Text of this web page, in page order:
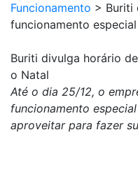
Funcionamento > Buriti
funcionamento
Buriti divulga horário
o Natal
Até o dia 25/12, o
funcionamento
aproveitar para fazer